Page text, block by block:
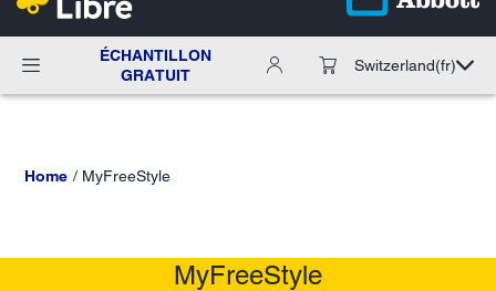
ÉCHANTILLON
GRATUIT
Switzerland(fr)
Home MyFreeStyle
MyFreeStyle